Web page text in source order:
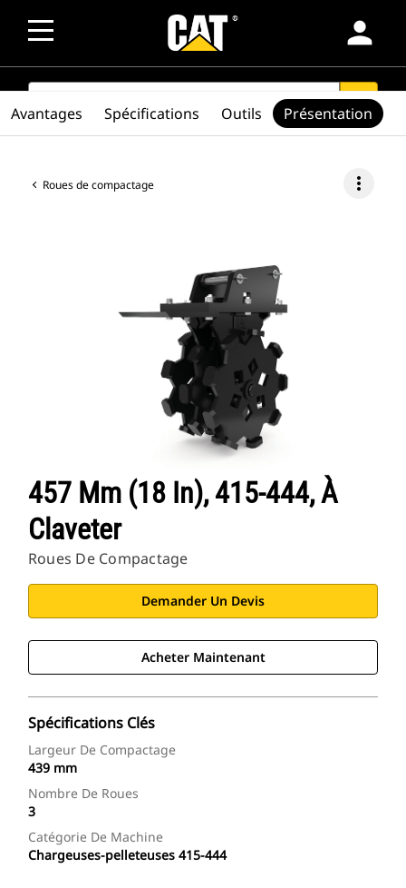
person
SEARCH search
Roues de compactage more_vert
457 Mm (18 In), 415-444, À
Claveter
Roues De Compactage
Demander Un Devis
Acheter Maintenant
Spécifications Clés
Largeur De Compactage
439 mm
Nombre De Roues
3
Catégorie De Machine
Chargeuses-pelleteuses 415-444
Avantages Spécifications Outils Présentation